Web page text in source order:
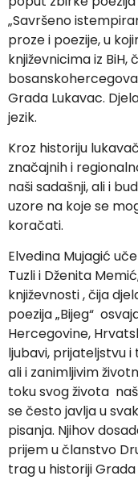
„Savršeno
proze i poezije, u
književnicima iz
Grada Lukavac.
jezik.
Kroz historiju
značajnih i
naši sadašnji, ali i
uzore na koje se
koračati.
Elvedina Mujagić
Tuzli i Dženita
književnosti , čija
poezija „Bijeg“
Hercegovine,
ljubavi, prijateljstvu
ali i zanimljivim
toku svog života
se često javlja u
pisanja. Njihov
prijem u članstvo
trag u historiji Grada